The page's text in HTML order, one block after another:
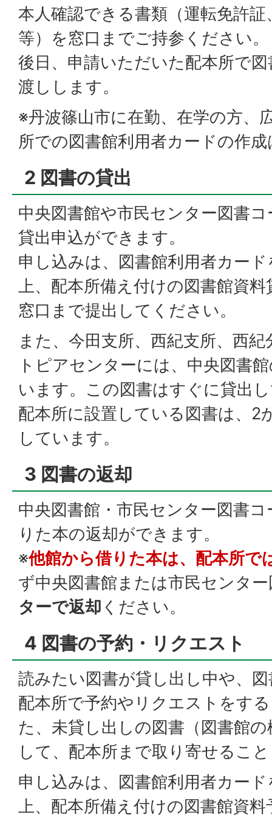
本人確認できる書類（運転免許
等）を窓口までご持参ください。
後日、申請いただいた配本所で
渡しします。
※丹波篠山市に在勤、在学の方、
所での図書館利用者カードの作
2 図書の貸出
中央図書館や市民センター図書
貸出申込ができます。
申し込みは、図書館利用者カー
上、配本所備え付けの図書館資
窓口まで提出してください。
また、今田支所、西紀支所、西
トピアセンターには、中央図書
います。この図書はすぐに貸出
配本所に設置している図書は、2
しています。
3 図書の返却
中央図書館・市民センター図書
りた本の返却ができます。
※他館から借りた本は、配本所で
ず中央図書館または市民センタ
ターで返却 ください。
4 図書の予約・リクエスト
読みたい図書が貸し出し中や、
配本所で予約やリクエストをす
た、未貸し出しの図書（図書館
して、配本所まで取り寄せるこ
申し込みは、図書館利用者カー
上、配本所備え付けの図書館資